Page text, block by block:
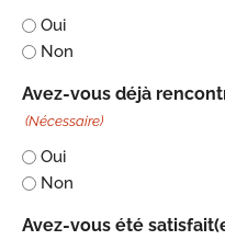
Oui
Non
Avez-vous déjà
(Nécessaire)
Oui
Non
Avez-vous été